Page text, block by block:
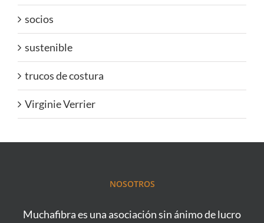
socios
sustenible
trucos de costura
Virginie Verrier
NOSOTROS
Muchafibra es una asociación sin ánimo de lucro